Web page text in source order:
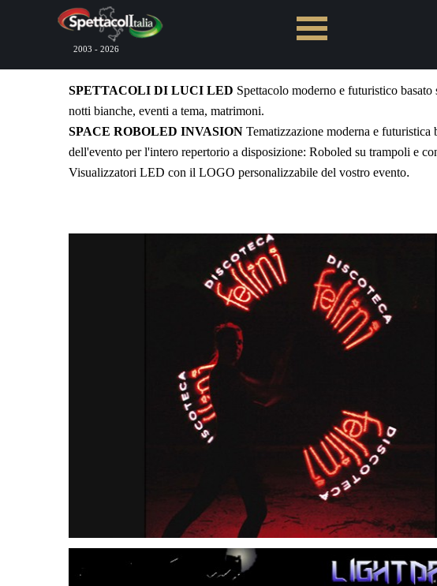
Vai ai contenuti
2003 - 2026
SPETTACOLI DI LUCI LED Spettacolo moderno e futuristico
notti bianche, eventi a tema, matrimoni.
SPACE ROBOLED INVASION Tematizzazione moderna e
dell'evento per l'intero repertorio a disposizione: Roboled su trampoli e
Visualizzatori LED con il LOGO personalizzabile del vostro evento.